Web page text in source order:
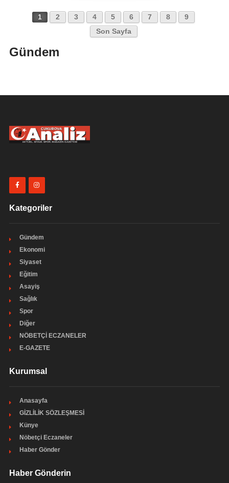
1 2 3 4 5 6 7 8
9
Son Sayfa
Gündem
Kategoriler
Gündem
Ekonomi
Siyaset
Eğitim
Asayiş
Sağlık
Spor
Diğer
NÖBETÇİ ECZANELER
E-GAZETE
Kurumsal
Anasayfa
GİZLİLİK SÖZLEŞMESİ
Künye
Nöbetçi Eczaneler
Haber Gönder
Haber Gönderin